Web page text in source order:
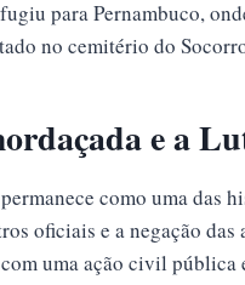
para Pernambuco,
no cemitério do
e a
como uma das
oficiais e a negação
uma ação civil pública